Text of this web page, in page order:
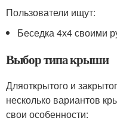
Пользователи ищут:
Беседка 4х4 своими
Выбор типа крыши
Дляоткрытого и
несколько вариантов
свои особенности: